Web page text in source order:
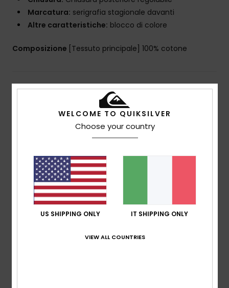
Marcatura: serigrafia stagionale davanti
Altre caratteristiche: blocco di colore
Composizione [Tessuto principale] 100% cotone
Spedizioni e Resi
Recensioni dei clienti
Punteggio medio
5.0
Il 100% dei nostri clienti consiglia questo prodotto
WELCOME TO QUIKSILVER
Choose your country
US SHIPPING ONLY IT SHIPPING ONLY
VIEW ALL COUNTRIES